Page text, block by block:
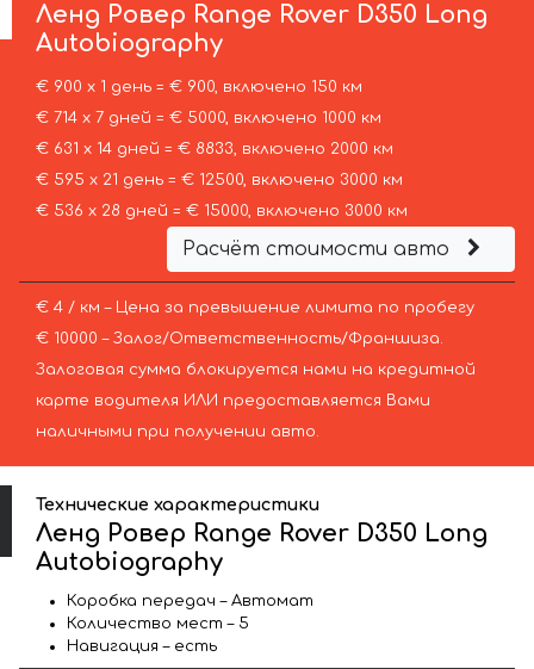
Ленд Ровер Range Rover D350 Long
Autobiography
€ 900 х 1 день = € 900, включено 150 км
€ 714 х 7 дней = € 5000, включено 1000 км
€ 631 х 14 дней = € 8833, включено 2000 км
€ 595 х 21 день = € 12500, включено 3000 км
€ 536 х 28 дней = € 15000, включено 3000 км
Расчёт стоимости авто
€ 4 / км – Цена за превышение лимита по пробегу
€ 10000 – Залог/Ответственность/Франшиза.
Залоговая сумма блокируется нами на кредитной
карте водителя ИЛИ предоставляется Вами
наличными при получении авто.
Технические характеристики
Ленд Ровер Range Rover D350 Long
Autobiography
Коробка передач – Автомат
Количество мест – 5
Навигация – есть